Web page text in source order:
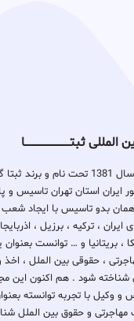
مرکز تخصصی ثبتا در سال 1381 تحت
ایران استان تهران تاسیس و
بدو تاسیس با ایجاد شعب
، ترکیه ، برزیل ،
، بریتانیا و … توانست
، حقوقی بین الملل ، اخذ
شود . هم اکنون این
کارشناس و وکیل با تجربه توانسته
و حقوق بین الملل